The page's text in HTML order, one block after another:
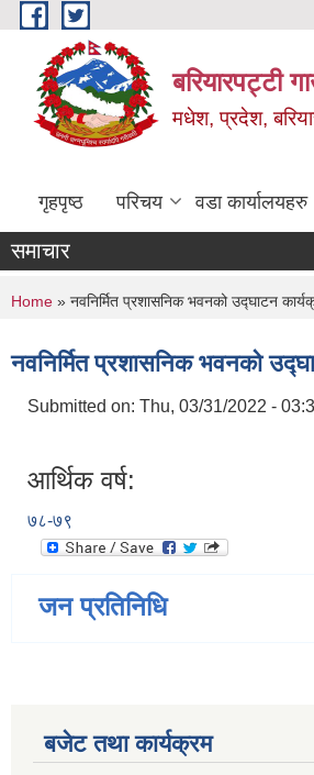
Skip to main content
बरियारपट्टी
मधेश, प्रदेश,
गृहपृष्ठ परिचय वडा कार्यालयहरु
समाचार
You are here
Home » नवनिर्मित प्रशासनिक भवनको उद्घाटन
नवनिर्मित प्रशासनिक भवनको
Submitted on: Thu, 03/31/2022 -
आर्थिक वर्ष:
७८-७९
जन प्रतिनिधि
बजेट तथा कार्यक्रम